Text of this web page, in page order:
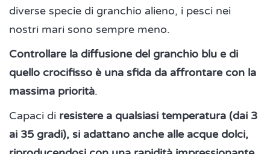
diverse specie di granchio alieno, i pesci nei
nostri mari sono sempre meno.
Controllare la diffusione del granchio blu e di
quello crocifisso è una sfida da affrontare con la
massima priorità.
Capaci di resistere a qualsiasi temperatura (dai 3
ai 35 gradi), si adattano anche alle acque dolci,